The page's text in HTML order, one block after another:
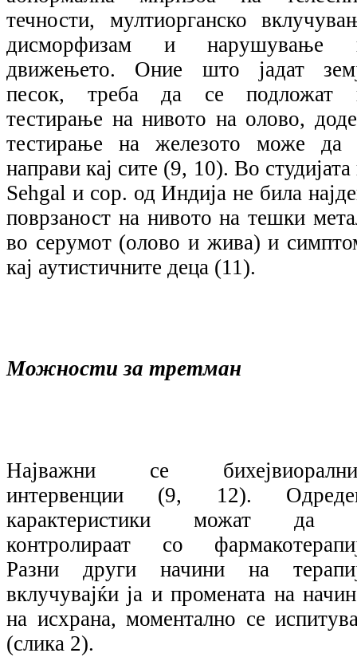
течности, мултиорганско
дисморфизам и нарушување
движењето. Оние што јадат
песок, треба да се подложат
тестирање на нивото на олово,
тестирање на железото може да
направи кај сите (9, 10). Во студијата
Sehgal и cop. од Индија не била
поврзаност на нивото на тешки
во серумот (олово и жива) и
кај аутистичните деца (11).
Можности за третман
Најважни се
интервенции (9, 12).
карактеристики можат да
контролираат со
Разни други начини на
вклучувајќи ја и промената на
на исхрана, моментално се
(слика 2).